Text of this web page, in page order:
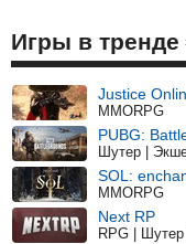
Игры в тренде
Justice
MMORPG
PUBG:
Шутер |
SOL:
MMORPG
Next RP
RPG |